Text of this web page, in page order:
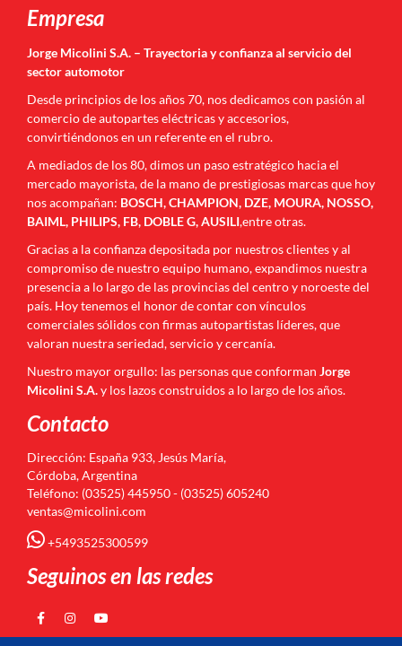
Empresa
Jorge Micolini S.A. – Trayectoria y confianza al servicio del
sector automotor
Desde principios de los años 70, nos dedicamos con pasión al
comercio de autopartes eléctricas y accesorios,
convirtiéndonos en un referente en el rubro.
A mediados de los 80, dimos un paso estratégico hacia el
mercado mayorista, de la mano de prestigiosas marcas que hoy
nos acompañan: BOSCH, CHAMPION, DZE, MOURA, NOSSO,
BAIML, PHILIPS, FB, DOBLE G, AUSILI,entre otras.
Gracias a la confianza depositada por nuestros clientes y al
compromiso de nuestro equipo humano, expandimos nuestra
presencia a lo largo de las provincias del centro y noroeste del
país. Hoy tenemos el honor de contar con vínculos
comerciales sólidos con firmas autopartistas líderes, que
valoran nuestra seriedad, servicio y cercanía.
Nuestro mayor orgullo: las personas que conforman Jorge
Micolini S.A.y los lazos construidos a lo largo de los años.
Contacto
Dirección: España 933, Jesús María,
Córdoba, Argentina
Teléfono: (03525) 445950 - (03525) 605240
ventas@micolini.com
+5493525300599
Seguinos en las redes